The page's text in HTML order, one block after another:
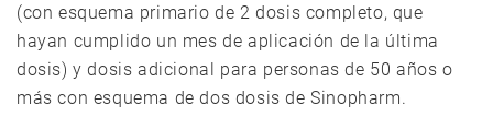
(con esquema primario de 2 dosis completo, que
hayan cumplido un mes de aplicación de la última
dosis) y dosis adicional para personas de 50 años o
más con esquema de dos dosis de Sinopharm.